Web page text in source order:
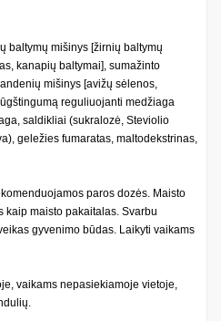
baltymų mišinys [žirnių baltymų
kanapių baltymai], sumažinto
mišinys [avižų sėlenos,
reguliuojanti medžiaga
saldikliai (sukralozė, Steviolio
geležies fumaratas, maltodekstrinas,
paros dozės. Maisto
kaip maisto pakaitalas. Svarbu
gyvenimo būdas. Laikyti vaikams
vaikams nepasiekiamoje vietoje,